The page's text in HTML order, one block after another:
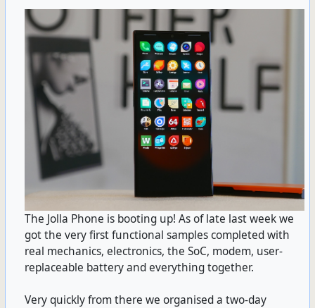
The Jolla Phone is booting up! As of late last week we
got the very first functional samples completed with
real mechanics, electronics, the SoC, modem, user-
replaceable battery and everything together.
Very quickly from there we organised a two-day